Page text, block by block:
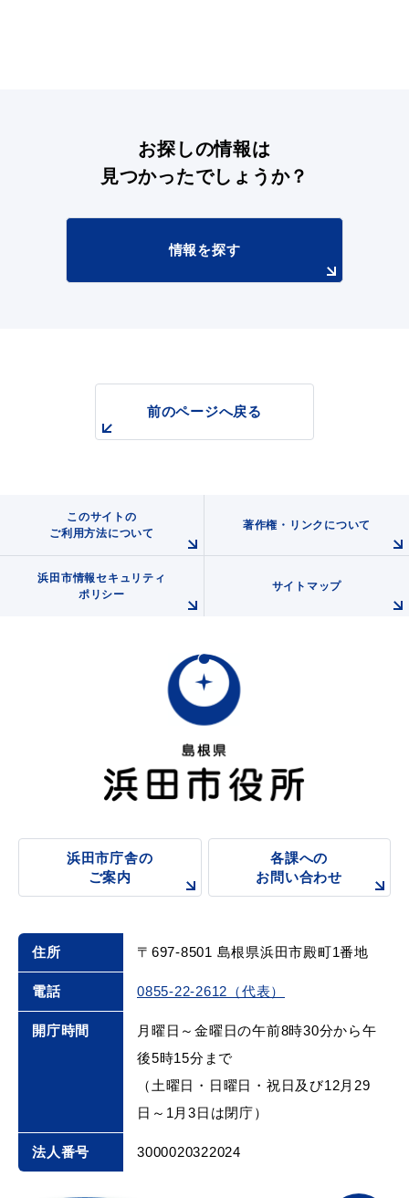
浜田市観光協会ポータルサイト「はまナビ」
移住・出会い応援（はまだ暮らし）
浜田市庁舎の
ご案内
各課への
お問い合わせ
お探しの情報は
見つかったでしょうか？
情報を探す
前のページへ戻る
このサイトの
ご利用方法について
著作権・リンクについて
浜田市情報セキュリティ
ポリシー
サイトマップ
浜田市庁舎の
ご案内
各課への
お問い合わせ
住所 〒697-8501 島根県浜田市殿町1番地
電話 0855-22-2612（代表）
開庁時間
月曜日～金曜日の午前8時30分から午
後5時15分まで
（土曜日・日曜日・祝日及び12月29
日～1月3日は閉庁）
法人番号 3000020322024